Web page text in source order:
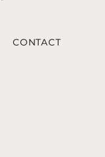
CONTACT